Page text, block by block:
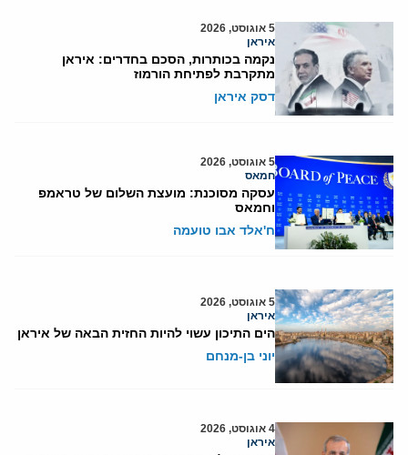
5 אוגוסט, 2026
איראן
נקמה בכותרות, הסכם בחדרים: איראן
מתקרבת לפתיחת הורמוז
דסק איראן
5 אוגוסט, 2026
חמאס
עסקה מסוכנת: מועצת השלום של טראמפ
וחמאס
ח'אלד אבו טועמה
5 אוגוסט, 2026
איראן
הים התיכון עשוי להיות החזית הבאה של איראן
יוני בן-מנחם
4 אוגוסט, 2026
איראן